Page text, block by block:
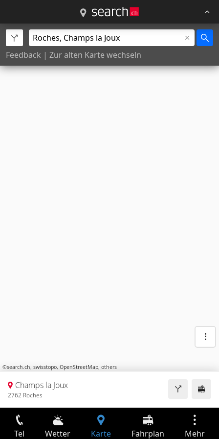
Feedback | Zur alten Karte wechseln
©search.ch, swisstopo, OpenStreetMap, others
Champs la Joux
2762 Roches
Tel Wetter Karte Fahrplan Mehr